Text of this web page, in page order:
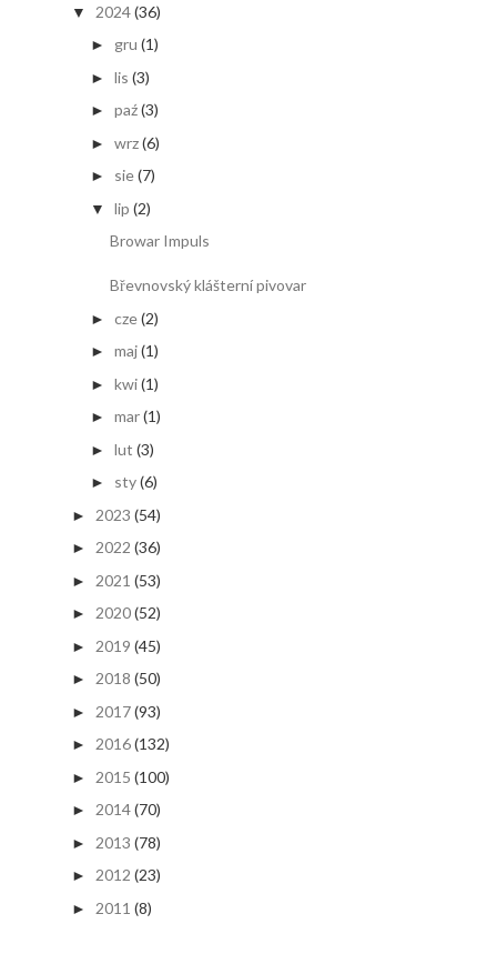
▼ 2024(36)
► gru (1)
► lis (3)
► paź(3)
► wrz(6)
► sie(7)
▼ lip (2)
Browar Impuls
Břevnovský klášterní pivovar
► cze(2)
► maj(1)
► kwi(1)
► mar(1)
► lut (3)
► sty(6)
► 2023 (54)
► 2022 (36)
► 2021 (53)
► 2020(52)
► 2019 (45)
► 2018 (50)
► 2017(93)
► 2016(132)
► 2015 (100)
► 2014(70)
► 2013 (78)
► 2012 (23)
► 2011 (8)